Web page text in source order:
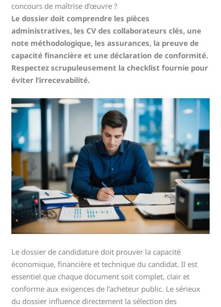
concours de maîtrise d’œuvre ?
Le dossier doit comprendre les pièces
administratives, les CV des collaborateurs clés, une
note méthodologique, les assurances, la preuve de
capacité financière et une déclaration de conformité.
Respectez scrupuleusement la checklist fournie pour
éviter l’irrecevabilité.
Le dossier de candidature doit prouver la capacité
économique, financière et technique du candidat. Il est
essentiel que chaque document soit complet, clair et
conforme aux exigences de l’acheteur public. Le sérieux
du dossier influence directement la sélection des